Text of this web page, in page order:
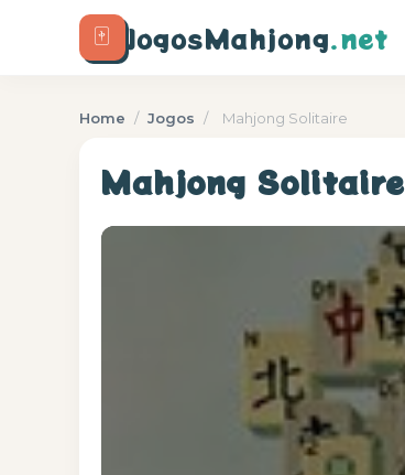
🀄 JogosMahjong.net
Home / Jogos / Mahjong Solitaire
Mahjong Solitaire